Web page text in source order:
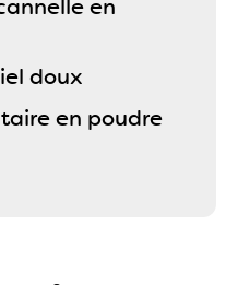
en
doux
en poudre